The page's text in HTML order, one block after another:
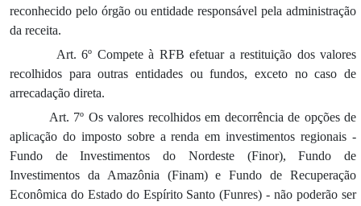
reconhecido pelo órgão ou entidade responsável pela administração
da receita.
Art. 6º Compete à RFB efetuar a restituição dos valores
recolhidos para outras entidades ou fundos, exceto no caso de
arrecadação direta.
Art. 7º Os valores recolhidos em decorrência de opções de
aplicação do imposto sobre a renda em investimentos regionais -
Fundo de Investimentos do Nordeste (Finor), Fundo de
Investimentos da Amazônia (Finam) e Fundo de Recuperação
Econômica do Estado do Espírito Santo (Funres) - não poderão ser